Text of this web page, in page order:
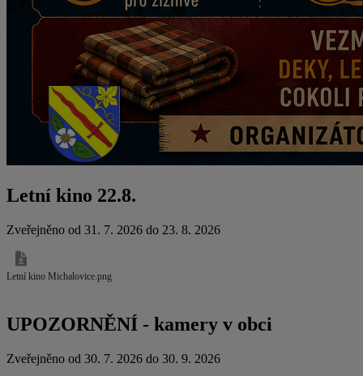
Letní kino 22.8.
Zveřejněno od 31. 7. 2026 do 23. 8. 2026
Letní kino Michalovice.png
UPOZORNĚNÍ - kamery v obci
Zveřejněno od 30. 7. 2026 do 30. 9. 2026